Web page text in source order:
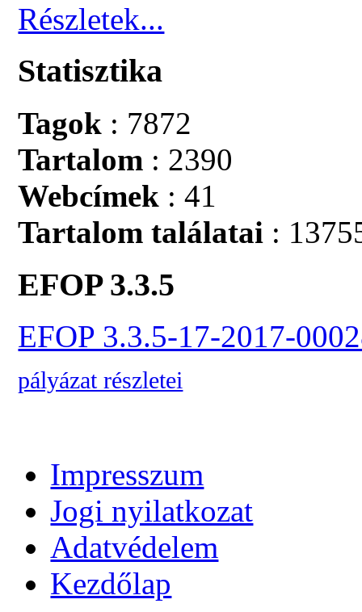
Részletek...
Statisztika
Tagok : 7872
Tartalom : 2390
Webcímek : 41
Tartalom találatai :
EFOP 3.3.5
EFOP 3.3.5-17-2017-
pályázat részletei
Impresszum
Jogi nyilatkozat
Adatvédelem
Kezdőlap